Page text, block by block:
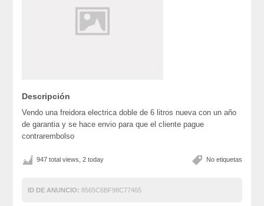
Descripción
Vendo una freidora electrica doble de 6 litros nueva con un año
de garantia y se hace envio para que el cliente pague
contrarembolso
No etiquetas
947 total views, 2 today
ID DE ANUNCIO: 8565C6BF98C77465